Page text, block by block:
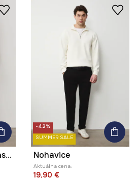
Nohavice chinos pánske s viskózou
-42%
SUMMER SALE
Nohavice
Aktuálna cena:
19,90 €